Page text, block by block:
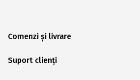
Comenzi și livrare
Suport clienți